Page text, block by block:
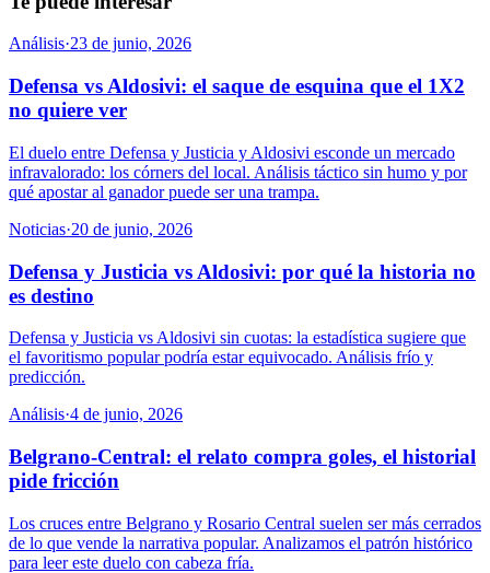
Análisis·23 de junio, 2026
Defensa vs Aldosivi: el saque de esquina que el 1X2
no quiere ver
El duelo entre Defensa y Justicia y Aldosivi esconde un mercado
infravalorado: los córners del local. Análisis táctico sin humo y por
qué apostar al ganador puede ser una trampa.
Noticias·20 de junio, 2026
Defensa y Justicia vs Aldosivi: por qué la historia no
es destino
Defensa y Justicia vs Aldosivi sin cuotas: la estadística sugiere que
el favoritismo popular podría estar equivocado. Análisis frío y
predicción.
Análisis·4 de junio, 2026
Belgrano-Central: el relato compra goles, el historial
pide fricción
Los cruces entre Belgrano y Rosario Central suelen ser más cerrados
de lo que vende la narrativa popular. Analizamos el patrón histórico
para leer este duelo con cabeza fría.